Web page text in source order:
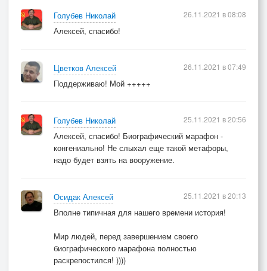
Кстати, можно на моей территории,
Брак наш с Аллой, слава богу, бездетный.
И орально, и анально подкована,
За плечами всё же два института!
Тут я начал понимать подноготную
Фразы ленинской на тему «учиться»,
Еле сдерживая ярость животную,
Не подав руки хотел удалиться,
Про взаимный межсемейный квартетик!
Нет, на зоне б стопроцентно пошёл на круг
Извращенный этот интеллигентик.
Говорил он, подбочась как на лекции:
- Враз излечим мы твои «полшестого»,
Голубев Николай
Алексей, спасибо!
26.11.2021 в 08:08
Цветков Алексей
Поддерживаю! Мой +++++
26.11.2021 в 07:49
Голубев Николай
Алексей, спасибо! Биографический марафон -
конгениально! Не слыхал еще такой метафоры,
надо будет взять на вооружение.
25.11.2021 в 20:56
Осидак Алексей
Вполне типичная для нашего времени история!
Мир людей, перед завершением своего
биографического марафона полностью
раскрепостился! ))))
25.11.2021 в 20:13